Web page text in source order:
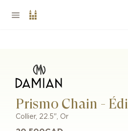
Prismo Chain -
Collier, 22.5", Or